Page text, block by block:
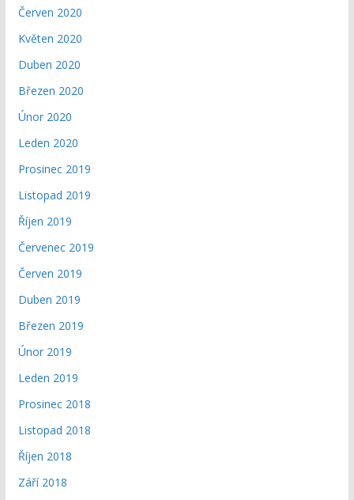
Červen 2020
Květen 2020
Duben 2020
Březen 2020
Únor 2020
Leden 2020
Prosinec 2019
Listopad 2019
Říjen 2019
Červenec 2019
Červen 2019
Duben 2019
Březen 2019
Únor 2019
Leden 2019
Prosinec 2018
Listopad 2018
Říjen 2018
Září 2018